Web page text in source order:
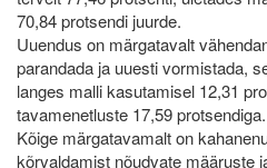
70,84 protsendi juurde.
Uuendus on märgatavalt
parandada ja uuesti vormistada,
langes malli kasutamisel 12,31
tavamenetluste 17,59 protsendiga.
Kõige märgatavamalt on
kõrvaldamist nõudvate määruste